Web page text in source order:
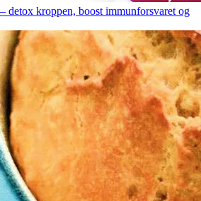
detox kroppen, boost immunforsvaret og